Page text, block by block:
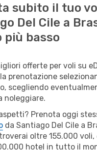
subito il tuo
Del Cile a
più basso
offerte per voli su
prenotazione
scegliendo
noleggiare.
Prenota oggi
da Santiago Del Cile a
oltre 155.000
hotel in tutto il